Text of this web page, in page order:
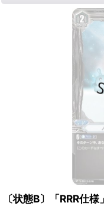
〔状態B〕「RRR仕